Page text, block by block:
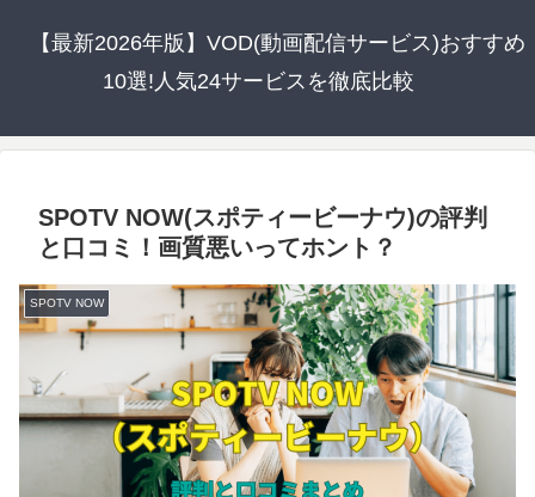
【最新2026年版】VOD(動画配信サービス)おすすめ
10選!人気24サービスを徹底比較
SPOTV NOW(スポティービーナウ)の評判
と口コミ！画質悪いってホント？
SPOTV NOW